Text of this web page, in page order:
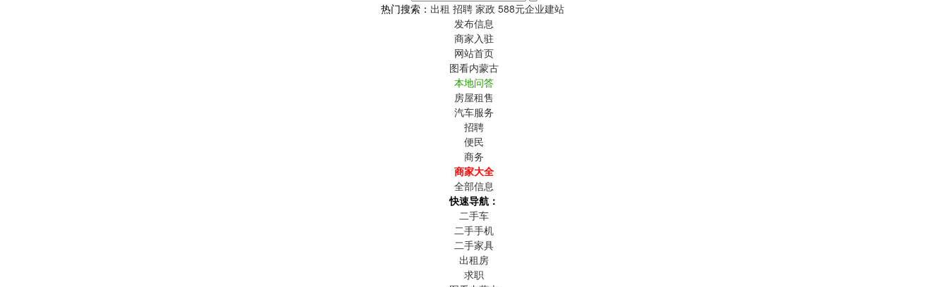
热门搜索： 出租 招聘 家政 588元企业建站
发布信息
商家入驻
网站首页
图看内蒙古
本地问答
房屋租售
汽车服务
招聘
便民
商务
商家大全
全部信息
快速导航：
二手车
二手手机
二手家具
出租房
求职